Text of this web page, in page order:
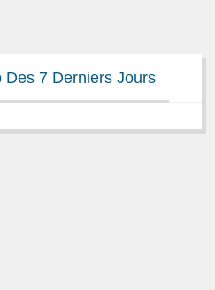
Des 7 Derniers Jours